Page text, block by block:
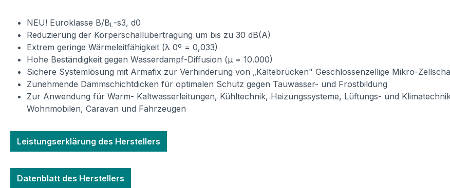
NEU! Euroklasse B/BL-s3, d0
Reduzierung der Körperschallübertragung um bis zu 30 dB(A)
Extrem geringe Wärmeleitfähigkeit (λ 0º = 0,033)
Hohe Beständigkeit gegen Wasserdampf-Diffusion (µ = 10.000)
Sichere Systemlösung mit Armafix zur Verhinderung von „Kältebrücken" Geschlossenzellige Mikro-
Zunehmende Dämmschichtdicken für optimalen Schutz gegen Tauwasser- und Frostbildung
Zur Anwendung für Warm- Kaltwasserleitungen, Kühltechnik, Heizungssysteme, Lüftungs- und
Wohnmobilen, Caravan und Fahrzeugen
Leistungserklärung des Herstellers
Datenblatt des Herstellers